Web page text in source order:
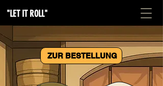
"LET IT ROLL"
ZUR BESTELLUNG